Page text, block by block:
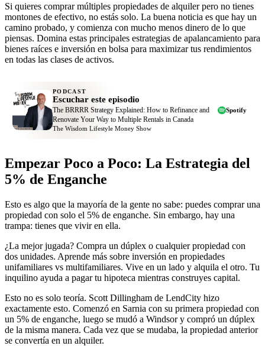
Si quieres comprar múltiples propiedades de alquiler pero no tienes
montones de efectivo, no estás solo. La buena noticia es que hay un
camino probado, y comienza con mucho menos dinero de lo que
piensas. Domina estas principales estrategias de apalancamiento para
bienes raíces e inversión en bolsa para maximizar tus rendimientos
en todas las clases de activos.
PODCAST
Escuchar este episodio
The BRRRR Strategy Explained: How to Refinance and
Renovate Your Way to Multiple Rentals in Canada
The Wisdom Lifestyle Money Show
Spotify
Empezar Poco a Poco: La Estrategia del
5% de Enganche
Esto es algo que la mayoría de la gente no sabe: puedes comprar una
propiedad con solo el 5% de enganche. Sin embargo, hay una
trampa: tienes que vivir en ella.
¿La mejor jugada? Compra un dúplex o cualquier propiedad con
dos unidades. Aprende más sobre inversión en propiedades
unifamiliares vs multifamiliares. Vive en un lado y alquila el otro. Tu
inquilino ayuda a pagar tu hipoteca mientras construyes capital.
Esto no es solo teoría. Scott Dillingham de LendCity hizo
exactamente esto. Comenzó en Sarnia con su primera propiedad con
un 5% de enganche, luego se mudó a Windsor y compró un dúplex
de la misma manera. Cada vez que se mudaba, la propiedad anterior
se convertía en un alquiler.